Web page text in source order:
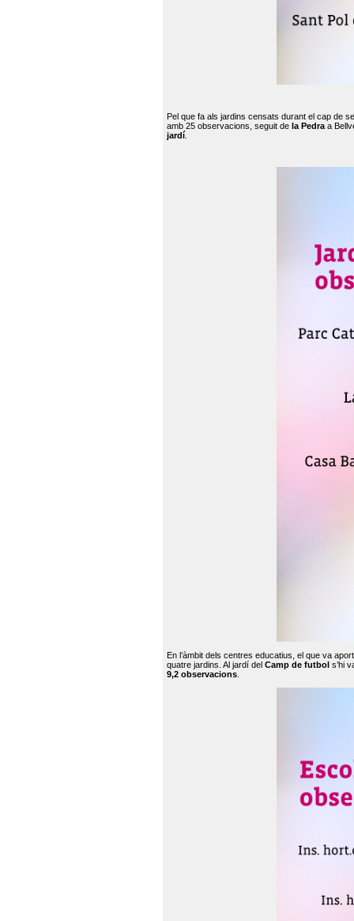
Pel que fa als jardins censats durant el cap de
amb 25 observacions, seguit de la Pedra a
jardí
En l’àmbit dels centres educatius, el que va
quatre jardins. Al jardí del Camp de futbol s’hi
9,2 observacions